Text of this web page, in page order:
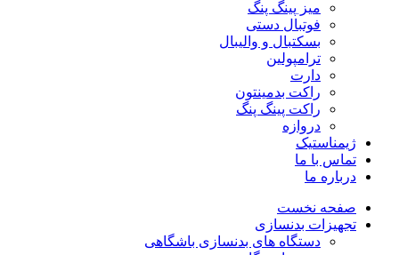
میز پینگ پنگ
فوتبال دستی
بسکتبال و والیبال
ترامپولین
دارت
راکت بدمینتون
راکت پینگ پنگ
دروازه
ژیمناستیک
تماس با ما
درباره ما
صفحه نخست
تجهیزات بدنسازی
دستگاه های بدنسازی باشگاهی